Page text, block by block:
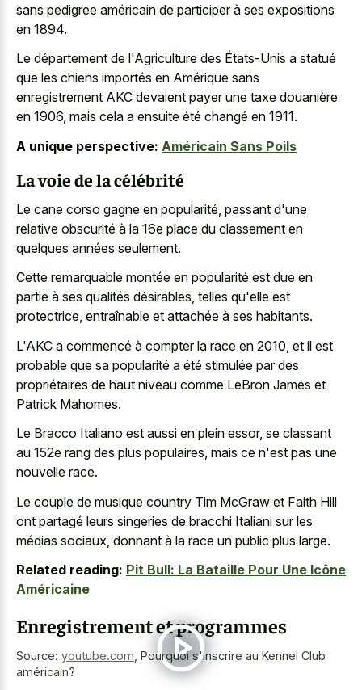
sans pedigree américain de participer à ses expositions
en 1894.
Le département de l'Agriculture des États-Unis a statué
que les chiens importés en Amérique sans
enregistrement AKC devaient payer une taxe douanière
en 1906, mais cela a ensuite été changé en 1911.
A unique perspective: Américain Sans Poils
La voie de la célébrité
Le cane corso gagne en popularité, passant d'une
relative obscurité à la 16e place du classement en
quelques années seulement.
Cette remarquable montée en popularité est due en
partie à ses qualités désirables, telles qu'elle est
protectrice, entraînable et attachée à ses habitants.
L'AKC a commencé à compter la race en 2010, et il est
probable que sa popularité a été stimulée par des
propriétaires de haut niveau comme LeBron James et
Patrick Mahomes.
Le Bracco Italiano est aussi en plein essor, se classant
au 152e rang des plus populaires, mais ce n'est pas une
nouvelle race.
Le couple de musique country Tim McGraw et Faith Hill
ont partagé leurs singeries de bracchi Italiani sur les
médias sociaux, donnant à la race un public plus large.
Related reading: Pit Bull: La Bataille Pour Une Icône
Américaine
Enregistrement et programmes
Source: youtube.com, Pourquoi s'inscrire au Kennel Club
américain?